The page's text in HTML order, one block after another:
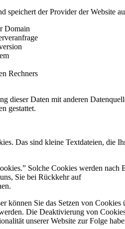
speichert der Provider der Website
Domain
Rechners
dieser Daten mit anderen
gestattet.
Das sind kleine Textdateien, die
Solche Cookies werden
Sie bei Rückkehr auf
können Sie das Setzen von
Die Deaktivierung von
unserer Website zur Folge